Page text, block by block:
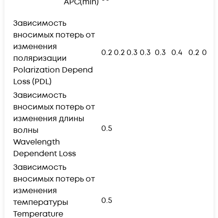
Зависимость
вносимых потерь от
изменения
поляризации
Polarization Depend
Loss (PDL)
0.20.20.3 0.3 0.3 0.4 0.2 0.2
Зависимость
вносимых потерь от
изменения длины
волны
Wavelength
Dependent Loss
0.5
Зависимость
вносимых потерь от
изменения
температуры
Temperature
0.5